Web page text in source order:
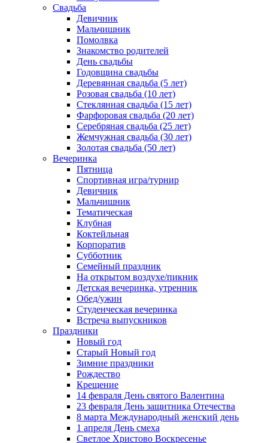
Свадьба
Девичник
Мальчишник
Помолвка
Знакомство родителей
День свадьбы
Годовщина свадьбы
Деревянная свадьба (5 лет)
Розовая свадьба (10 лет)
Стеклянная свадьба (15 лет)
Фарфоровая свадьба (20 лет)
Серебряная свадьба (25 лет)
Жемчужная свадьба (30 лет)
Золотая свадьба (50 лет)
Вечеринка
Пятница
Спортивная игра/турнир
Девичник
Мальчишник
Тематическая
Клубная
Коктейльная
Корпоратив
Субботник
Семейный праздник
На открытом воздухе/пикник
Детская вечеринка, утренник
Обед/ужин
Студенческая вечеринка
Встреча выпускников
Праздники
Новый год
Старый Новый год
Зимние праздники
Рождество
Крещение
14 февраля День святого Валентина
23 февраля День защитника Отечества
8 марта Международный женский день
1 апреля День смеха
Светлое Христово Воскресенье